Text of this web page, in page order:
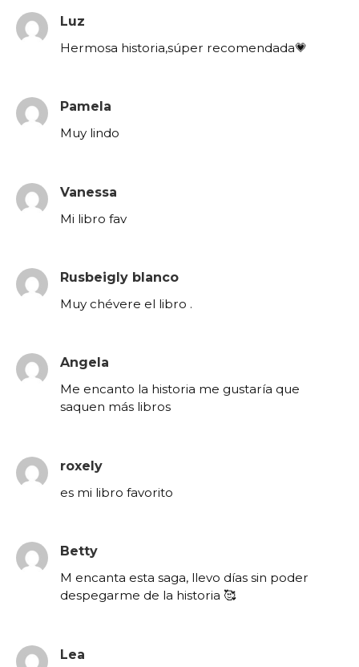
Luz
Hermosa historia,súper recomendada💗
Pamela
Muy lindo
Vanessa
Mi libro fav
Rusbeigly blanco
Muy chévere el libro .
Angela
Me encanto la historia me gustaría que
saquen más libros
roxely
es mi libro favorito
Betty
M encanta esta saga, llevo días sin poder
despegarme de la historia 🥰
Lea